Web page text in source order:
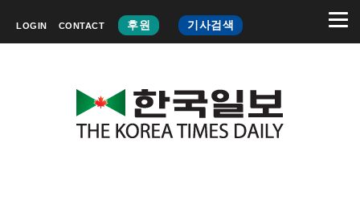
LOGIN CONTACT 후원 기사검색